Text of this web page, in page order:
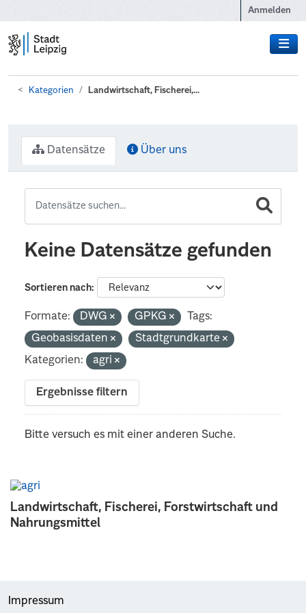
Anmelden
Kategorien Landwirtschaft, Fischerei,...
Landwirtschaft, Fischerei, Forstwirtschaft und
Nahrungsmittel
Datensätze Über uns
Keine Datensätze gefunden
Sortieren nach
Formate: DWG GPKG
Tags:
Geobasisdaten
Stadtgrundkarte
Kategorien:
agri
Ergebnisse filtern
Bitte versuch es mit einer anderen Suche.
Impressum